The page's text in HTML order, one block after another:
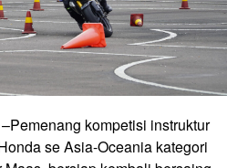
–Pemenang kompetisi instruktur
se Asia-Oceania kategori